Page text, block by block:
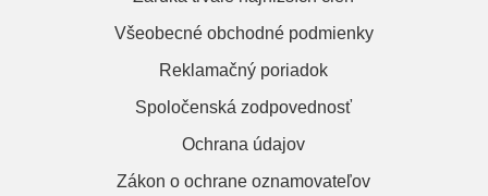
Všeobecné obchodné podmienky
Reklamačný poriadok
Spoločenská zodpovednosť
Ochrana údajov
Zákon o ochrane oznamovateľov